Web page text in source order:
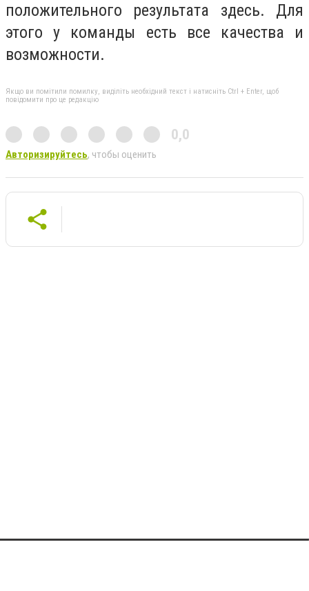
положительного результата здесь. Для
этого у команды есть все качества и
возможности.
Якщо ви помітили помилку, виділіть необхідний текст і натисніть Ctrl + Enter, щоб
повідомити про це редакцію
0,0
Авторизируйтесь, чтобы оценить